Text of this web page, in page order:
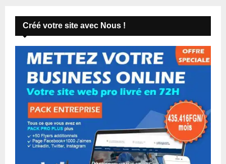
Créé votre site avec Nous !